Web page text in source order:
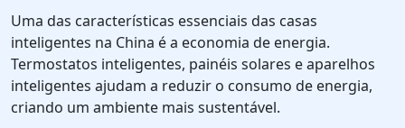
Uma das características essenciais das casas
inteligentes na China é a economia de energia.
Termostatos inteligentes, painéis solares e aparelhos
inteligentes ajudam a reduzir o consumo de energia,
criando um ambiente mais sustentável.